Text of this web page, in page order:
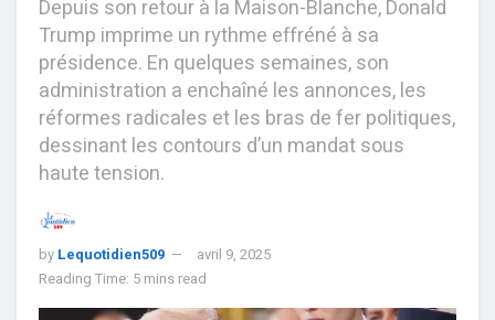
Depuis son retour à la Maison-Blanche, Donald
Trump imprime un rythme effréné à sa
présidence. En quelques semaines, son
administration a enchaîné les annonces, les
réformes radicales et les bras de fer politiques,
dessinant les contours d’un mandat sous
haute tension.
by Lequotidien509
avril 9, 2025
Reading Time: 5 mins read